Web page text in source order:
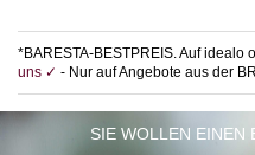
*BARESTA-BESTPREIS. Auf idealo
uns ✓ - Nur auf Angebote aus der
SIE WOLLEN EINEN